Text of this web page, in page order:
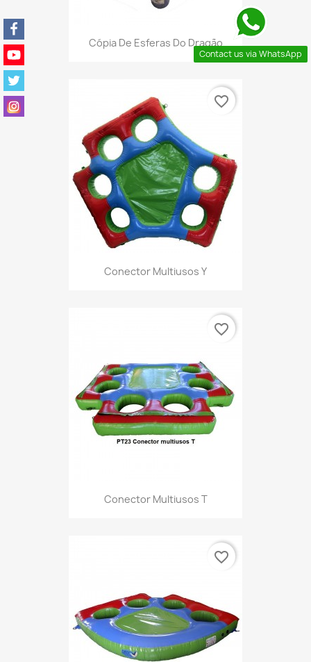
Cópia De Esferas Do Dragão
Conector Multiusos Y
favorite_border
Conector Multiusos T
favorite_border
favorite_border
Contact us via WhatsApp